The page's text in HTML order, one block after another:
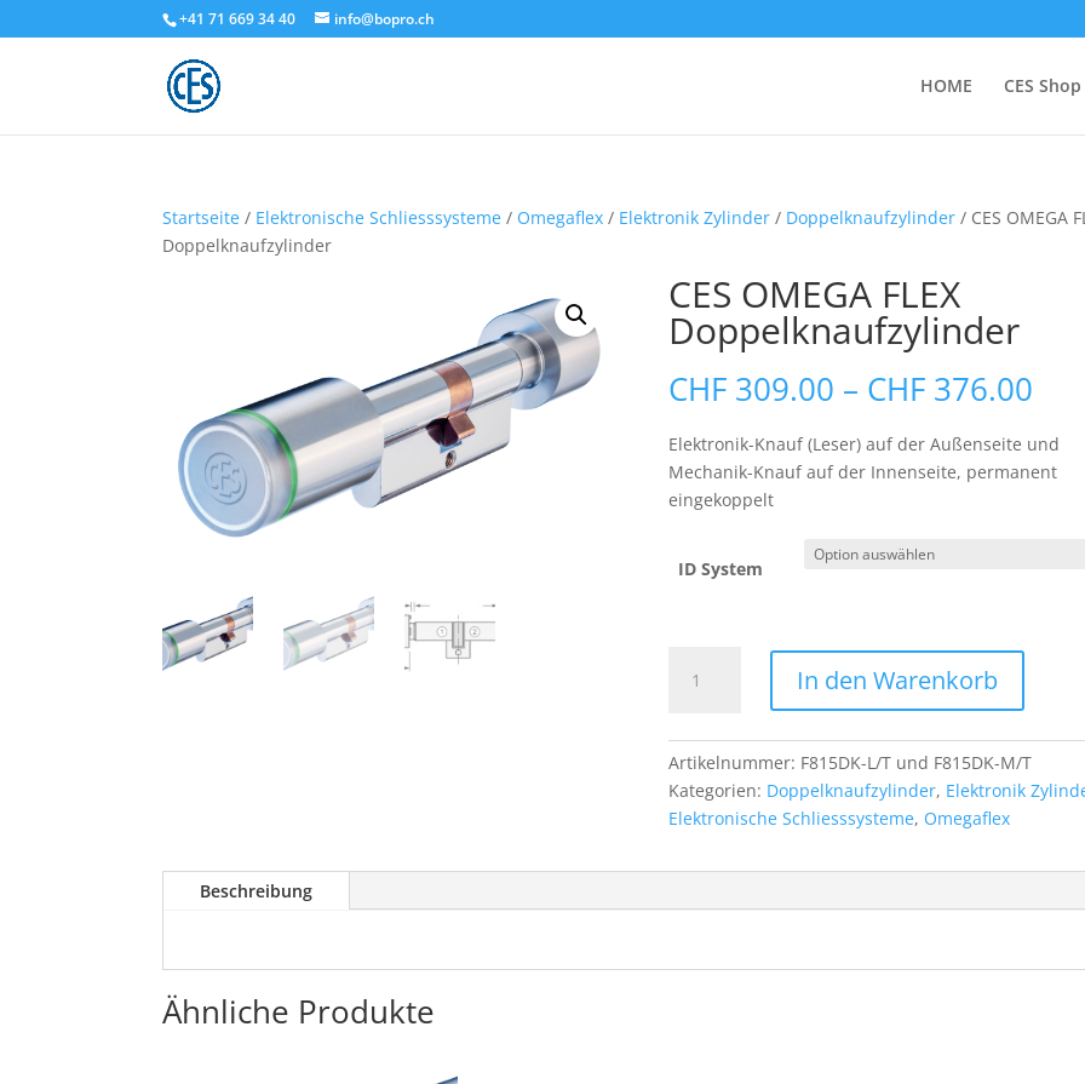
+41 71 669 34 40 info@bopro.ch
HOME CES Shop
Startseite / Elektronische Schliesssysteme / Omegaflex / Elektronik Zylinder / Doppelknaufzylinder / CES OMEGA
Doppelknaufzylinder
CES OMEGA FLEX
Doppelknaufzylinder
CHF 309.00 – CHF 376.00
bis
Elektronik-Knauf (Leser) auf der Außenseite und
Mechanik-Knauf auf der Innenseite, permanent
eingekoppelt
ID System
OMEGA
Doppelknaufzylinder
Menge
In den Warenkorb
Artikelnummer: F815DK-L/T und F815DK-M/T
Kategorien: Doppelknaufzylinder, Elektronik
Elektronische Schliesssysteme, Omegaflex
Beschreibung
Ähnliche Produkte